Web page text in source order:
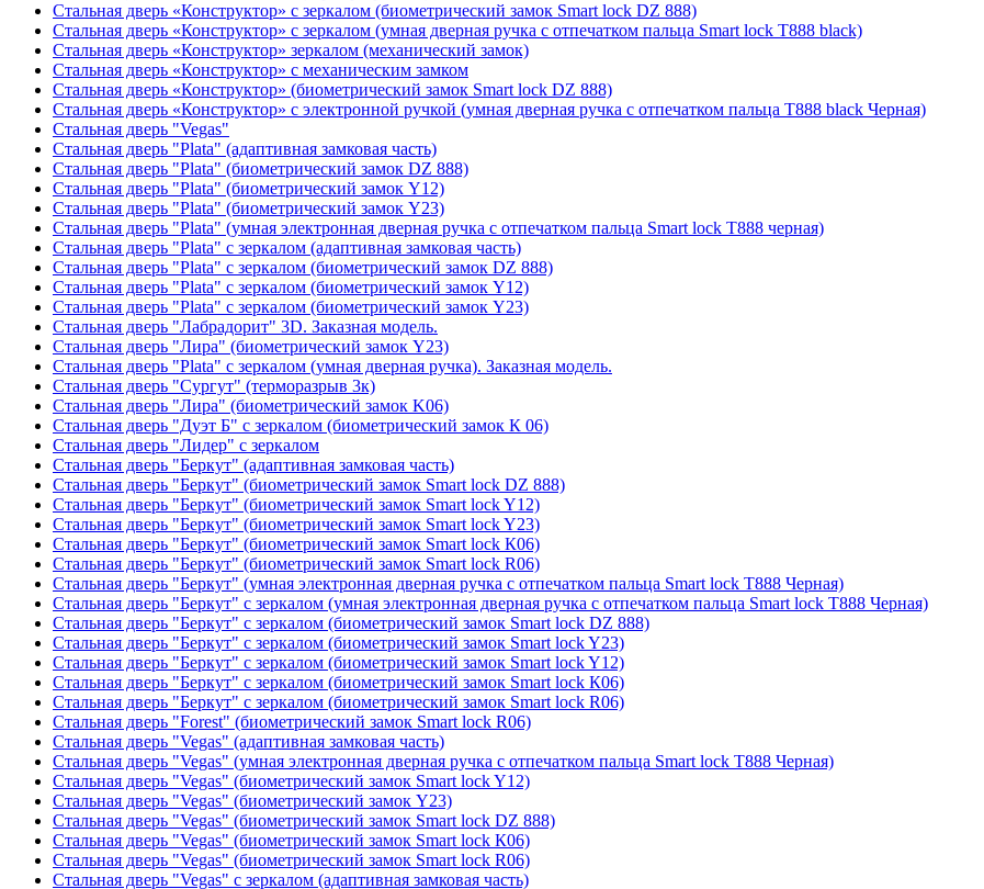
Стальная дверь «Конструктор» с зеркалом (биометрический замок Smart lock DZ 888)
Стальная дверь «Конструктор» с зеркалом (умная дверная ручка с отпечатком пальца Smart lock T888 black)
Стальная дверь «Конструктор» зеркалом (механический замок)
Стальная дверь «Конструктор» с механическим замком
Стальная дверь «Конструктор» (биометрический замок Smart lock DZ 888)
Стальная дверь «Конструктор» с электронной ручкой (умная дверная ручка с отпечатком пальца T888 black Черная)
Стальная дверь "Vegas"
Стальная дверь "Plata" (адаптивная замковая часть)
Стальная дверь "Plata" (биометрический замок DZ 888)
Стальная дверь "Plata" (биометрический замок Y12)
Стальная дверь "Plata" (биометрический замок Y23)
Стальная дверь "Plata" (умная электронная дверная ручка с отпечатком пальца Smart lock T888 черная)
Стальная дверь "Plata" с зеркалом (адаптивная замковая часть)
Стальная дверь "Plata" с зеркалом (биометрический замок DZ 888)
Стальная дверь "Plata" с зеркалом (биометрический замок Y12)
Стальная дверь "Plata" с зеркалом (биометрический замок Y23)
Стальная дверь "Лабрадорит" 3D. Заказная модель.
Стальная дверь "Лира" (биометрический замок Y23)
Стальная дверь "Plata" с зеркалом (умная дверная ручка). Заказная модель.
Стальная дверь "Сургут" (терморазрыв 3к)
Стальная дверь "Лира" (биометрический замок K06)
Стальная дверь "Дуэт Б" с зеркалом (биометрический замок К 06)
Стальная дверь "Лидер" с зеркалом
Стальная дверь "Беркут" (адаптивная замковая часть)
Стальная дверь "Беркут" (биометрический замок Smart lock DZ 888)
Стальная дверь "Беркут" (биометрический замок Smart lock Y12)
Стальная дверь "Беркут" (биометрический замок Smart lock Y23)
Стальная дверь "Беркут" (биометрический замок Smart lock К06)
Стальная дверь "Беркут" (биометрический замок Smart lock R06)
Стальная дверь "Беркут" (умная электронная дверная ручка с отпечатком пальца Smart lock T888 Черная)
Стальная дверь "Беркут" с зеркалом (умная электронная дверная ручка с отпечатком пальца Smart lock T888 Черная)
Стальная дверь "Беркут" с зеркалом (биометрический замок Smart lock DZ 888)
Стальная дверь "Беркут" с зеркалом (биометрический замок Smart lock Y23)
Стальная дверь "Беркут" с зеркалом (биометрический замок Smart lock Y12)
Стальная дверь "Беркут" с зеркалом (биометрический замок Smart lock К06)
Стальная дверь "Беркут" с зеркалом (биометрический замок Smart lock R06)
Стальная дверь "Forest" (биометрический замок Smart lock R06)
Стальная дверь "Vegas" (адаптивная замковая часть)
Стальная дверь "Vegas" (умная электронная дверная ручка с отпечатком пальца Smart lock T888 Черная)
Стальная дверь "Vegas" (биометрический замок Smart lock Y12)
Стальная дверь "Vegas" (биометрический замок Y23)
Стальная дверь "Vegas" (биометрический замок Smart lock DZ 888)
Стальная дверь "Vegas" (биометрический замок Smart lock К06)
Стальная дверь "Vegas" (биометрический замок Smart lock R06)
Стальная дверь "Vegas" с зеркалом (адаптивная замковая часть)